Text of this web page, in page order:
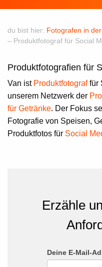
du bist hier: Fotografen in
– Produktfotograf für Social
Produktfotografien für
Van ist Produktfotograf für
unserem Netzwerk der
für Getränke. Der Fokus
Fotografie von Speisen,
Produktfotos für Social
Erzähle
Rückruf
Deine E-Mail-
Falls